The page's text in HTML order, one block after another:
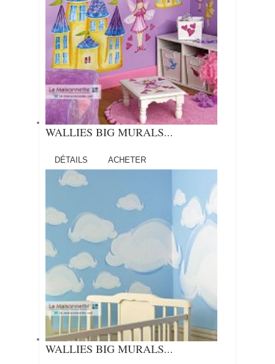
WALLIES BIG MURALS...
DÉTAILS ACHETER
WALLIES BIG MURALS...